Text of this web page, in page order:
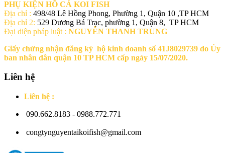
PHỤ KIỆN HỒ CÁ KOI FISH
Địa chỉ : 498/48 Lê Hồng Phong, Phường 1, Quận 10 ,TP HCM
Địa chỉ 2: 529 Dương Bá Trạc, phường 1, Quận 8, TP HCM
Đại diện pháp luật : NGUYỄN THANH TRUNG
Giấy chứng nhận đăng ký hộ kinh doanh số 41J8029739 do Ủy
ban nhân dân quận 10 TP HCM cấp ngày 15/07/2020.
Liên hệ
Liên hệ :
090.662.8183 - 0988.772.771
congtynguyentaikoifish@gmail.com